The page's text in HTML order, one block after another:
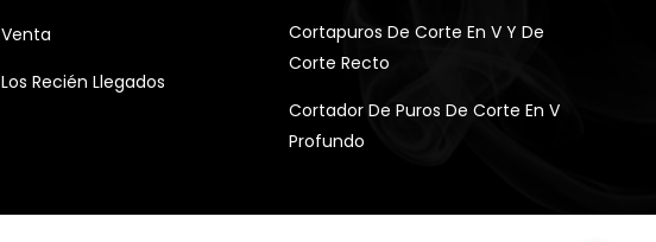
Venta
Los Recién Llegados
Cortapuros De Corte En V Y De
Corte Recto
Cortador De Puros De Corte En V
Profundo